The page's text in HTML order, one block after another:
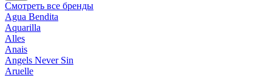
Смотреть все бренды
Agua Bendita
Aquarilla
Alles
Anais
Angels Never Sin
Aruelle